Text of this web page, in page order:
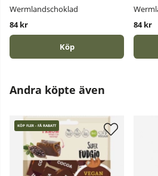
Wermlandschoklad
84 kr
Köp
84 kr
Andra köpte även
KÖP FLER - FÅ RABATT